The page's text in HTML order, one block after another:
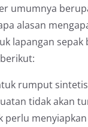
umumnya
alasan
lapangan sepak
rumput
tidak akan
perlu